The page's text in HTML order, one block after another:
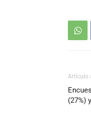
Artículo
(27%)